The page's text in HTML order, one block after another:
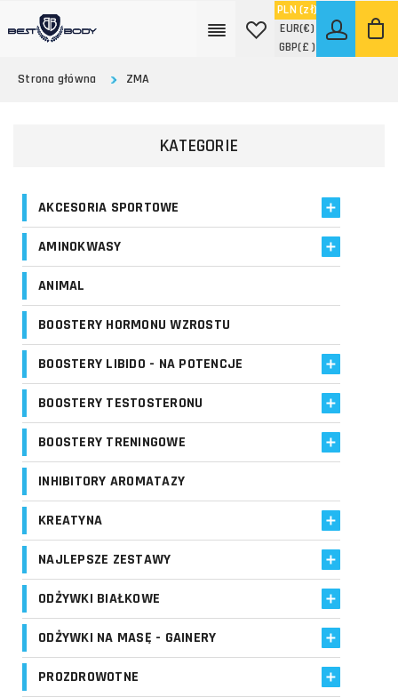
PLN (zł)
EUR(€)
GBP(£ )
Strona główna
ZMA
KATEGORIE
AKCESORIA SPORTOWE
AMINOKWASY
ANIMAL
BOOSTERY HORMONU WZROSTU
BOOSTERY LIBIDO - NA POTENCJE
BOOSTERY TESTOSTERONU
BOOSTERY TRENINGOWE
INHIBITORY AROMATAZY
KREATYNA
NAJLEPSZE ZESTAWY
ODŻYWKI BIAŁKOWE
ODŻYWKI NA MASĘ - GAINERY
PROZDROWOTNE